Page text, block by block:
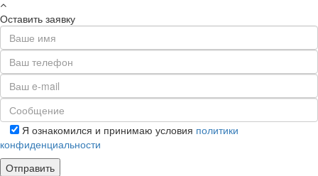
Оставить заявку
Я ознакомился и принимаю условия политики
конфиденциальности